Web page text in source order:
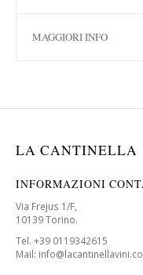
MAGGIORI INFO
LA CANTINELLA
INFORMAZIONI
Via Frejus 1/F,
10139 Torino.
Tel. +39 0119342615
Mail: